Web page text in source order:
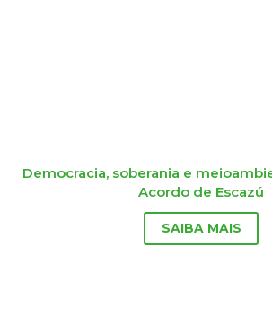
Democracia, soberania e
Acordo de Escazú
SAIBA MAIS